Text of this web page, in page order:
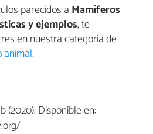
parecidos a Mamíferos
y ejemplos, te
en nuestra categoría de
animal.
(2020). Disponible en: